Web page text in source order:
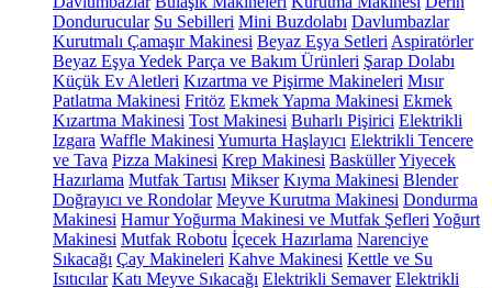
Dondurucular Su Sebilleri Mini Buzdolabı Davlumbazlar
Kurutmalı Çamaşır Makinesi Beyaz Eşya Setleri Aspiratörler
Beyaz Eşya Yedek Parça ve Bakım Ürünleri Şarap Dolabı
Küçük Ev Aletleri Kızartma ve Pişirme Makineleri Mısır
Patlatma Makinesi Fritöz Ekmek Yapma Makinesi Ekmek
Kızartma Makinesi Tost Makinesi Buharlı Pişirici Elektrikli
Izgara Waffle Makinesi Yumurta Haşlayıcı Elektrikli Tencere
ve Tava Pizza Makinesi Krep Makinesi BasküllerYiyecek
Hazırlama Mutfak Tartısı Mikser Kıyma Makinesi Blender
Doğrayıcı ve Rondolar Meyve Kurutma Makinesi Dondurma
Makinesi Hamur Yoğurma Makinesi ve Mutfak Şefleri Yoğurt
Makinesi Mutfak Robotu İçecek Hazırlama Narenciye
Sıkacağı Çay Makineleri Kahve Makinesi Kettle ve Su
Isıtıcılar Katı Meyve Sıkacağı Elektrikli Semaver Elektrikli